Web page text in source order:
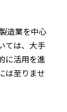
造業を中心
ては、大手
に活用を進
は至りませ